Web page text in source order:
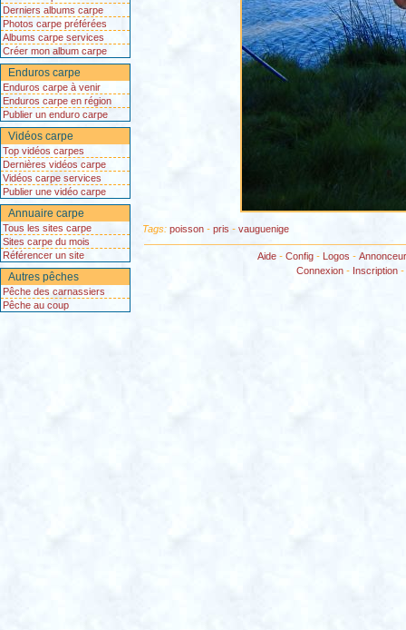
Derniers albums carpe
Photos carpe préférées
Albums carpe services
Créer mon album carpe
Enduros carpe
Enduros carpe à venir
Enduros carpe en région
Publier un enduro carpe
Vidéos carpe
Top vidéos carpes
Dernières vidéos carpe
Vidéos carpe services
Publier une vidéo carpe
Annuaire carpe
Tous les sites carpe
Sites carpe du mois
Référencer un site
Autres pêches
Pêche des carnassiers
Pêche au coup
Tags: poisson- pris - vauguenige
Aide- Config- Logos -
Connexion - Inscription -